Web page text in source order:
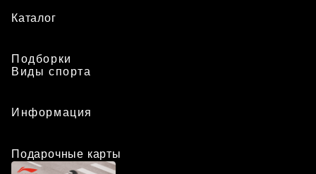
Каталог
Подборки
Виды спорта
Информация
Подарочные карты